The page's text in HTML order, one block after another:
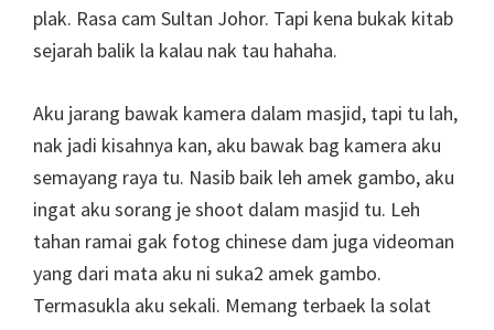
plak. Rasa cam Sultan Johor. Tapi kena bukak kitab
sejarah balik la kalau nak tau hahaha.
Aku jarang bawak kamera dalam masjid, tapi tu lah,
nak jadi kisahnya kan, aku bawak bag kamera aku
semayang raya tu. Nasib baik leh amek gambo, aku
ingat aku sorang je shoot dalam masjid tu. Leh
tahan ramai gak fotog chinese dam juga videoman
yang dari mata aku ni suka2 amek gambo.
Termasukla aku sekali. Memang terbaek la solat